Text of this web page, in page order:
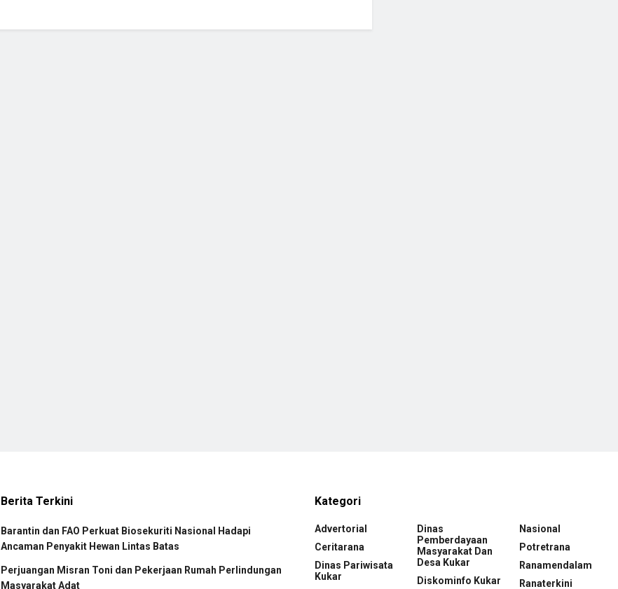
Berita Terkini
Barantin dan FAO Perkuat Biosekuriti Nasional Hadapi
Ancaman Penyakit Hewan Lintas Batas
Perjuangan Misran Toni dan Pekerjaan Rumah Perlindungan
Masyarakat Adat
Kategori
Advertorial
Ceritarana
Dinas Pariwisata
Kukar
Dinas
Pemberdayaan
Masyarakat Dan
Desa Kukar
Diskominfo Kukar
Nasional
Potretrana
Ranamendalam
Ranaterkini